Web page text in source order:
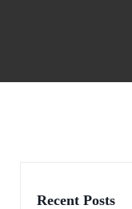
Recent Posts